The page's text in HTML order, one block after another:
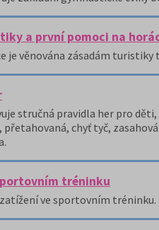
a první pomoci na
je věnována zásadám turistiky
stručná pravidla her pro
chyť tyč,
tréninku
ve sportovním tréninku.